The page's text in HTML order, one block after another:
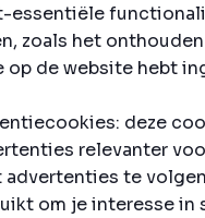
essentiële
zoals het onthouden
op de website hebt
deze
relevanter
te
om je interesse in